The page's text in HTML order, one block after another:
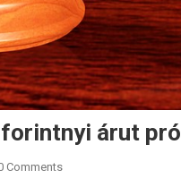
árut
Comments